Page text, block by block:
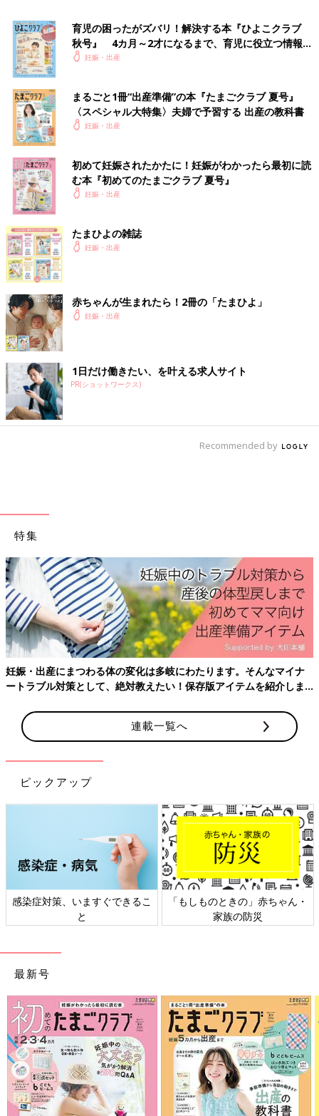
参考／『中期のたまごクラブ』2025年春号「夫婦で感じる胎
動 ”今、おなかの中で何してる？”」
『中期のたまごクラブ』2025年春号では、初めての胎動がどん
な感じかを詳しくリポートした「夫婦で感じる胎動 ”今、おな
かの中で何してる？”」があります。こちらもチェックしてみ
て。
最新号はこちら！
楽天ブックスで購入する（送料無料）
育児の困ったがズバリ！解決する本『ひよこクラブ
秋号』 4カ月～2才になるまで、育児に役立つ情報が
いっぱい！
妊娠・出産
まるごと1冊“出産準備”の本『たまごクラブ 夏号』
〈スペシャル大特集〉夫婦で予習する 出産の教科書
妊娠・出産
初めて妊娠されたかたに！妊娠がわかったら最初に読
む本『初めてのたまごクラブ 夏号』
妊娠・出産
たまひよの雑誌
妊娠・出産
赤ちゃんが生まれたら！2冊の「たまひよ」
妊娠・出産
1日だけ働きたい、を叶える求人サイト
PR(ショットワークス)
Recommended by
特集
妊娠・出産にまつわる体の変化は多岐にわたります。そんなマイナ
ートラブル対策として、絶対教えたい！保存版アイテムを紹介しま
連載一覧へ
ピックアップ
感染症対策、いますぐできるこ
と
「もしものときの」赤ちゃん・
家族の防災
最新号